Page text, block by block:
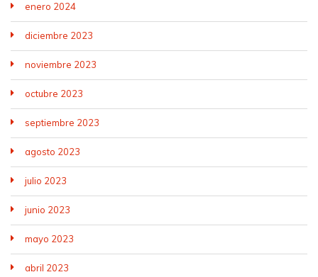
enero 2024
diciembre 2023
noviembre 2023
octubre 2023
septiembre 2023
agosto 2023
julio 2023
junio 2023
mayo 2023
abril 2023